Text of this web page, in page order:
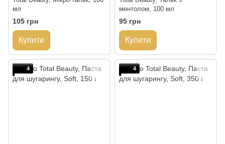
мл
105 грн
Купити
ментолом, 100 мл
95 грн
Купити
4 4